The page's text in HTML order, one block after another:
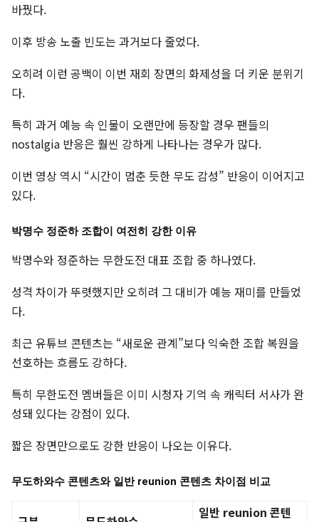
바꿨다.
이후 방송 노출 빈도는 과거보다 줄었다.
오히려 이런 공백이 이번 재회 장면의 화제성을 더 키운 분위기
다.
특히 과거 예능 속 인물이 오랜만에 등장할 경우 팬들의
nostalgia 반응은 훨씬 강하게 나타나는 경우가 많다.
이번 영상 역시 “시간이 멈춘 듯한 무도 감성” 반응이 이어지고
있다.
박명수 정준하 조합이 여전히 강한 이유
박명수와 정준하는 무한도전 대표 조합 중 하나였다.
성격 차이가 뚜렷했지만 오히려 그 대비가 예능 재미를 만들었
다.
최근 유튜브 콘텐츠는 “새로운 관계”보다 익숙한 조합 복원을
선호하는 흐름도 강하다.
특히 무한도전 멤버들은 이미 시청자 기억 속 캐릭터 서사가 완
성돼 있다는 강점이 있다.
짧은 장면만으로도 강한 반응이 나오는 이유다.
무도하와수 콘텐츠와 일반 reunion 콘텐츠 차이점 비교
일반 reunion 콘텐